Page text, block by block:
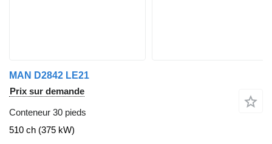
MAN D2842 LE21
Prix sur demande
Conteneur 30 pieds
510 ch (375 kW)